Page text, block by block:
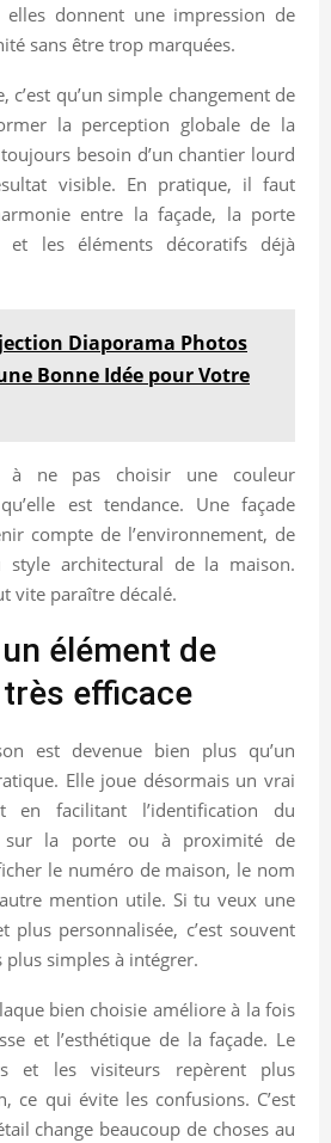
elles donnent une impression de
sans être trop marquées.
c’est qu’un simple changement de
la perception globale de la
besoin d’un chantier lourd
visible. En pratique, il faut
entre la façade, la porte
et les éléments décoratifs déjà
Diaporama Photos
Bonne Idée pour Votre
à ne pas choisir une couleur
est tendance. Une façade
compte de l’environnement, de
architectural de la maison.
vite paraître décalé.
élément de
efficace
est devenue bien plus qu’un
Elle joue désormais un vrai
en facilitant l’identification du
sur la porte ou à proximité de
le numéro de maison, le nom
mention utile. Si tu veux une
plus personnalisée, c’est souvent
plus simples à intégrer.
bien choisie améliore à la fois
et l’esthétique de la façade. Le
et les visiteurs repèrent plus
ce qui évite les confusions. C’est
change beaucoup de choses au